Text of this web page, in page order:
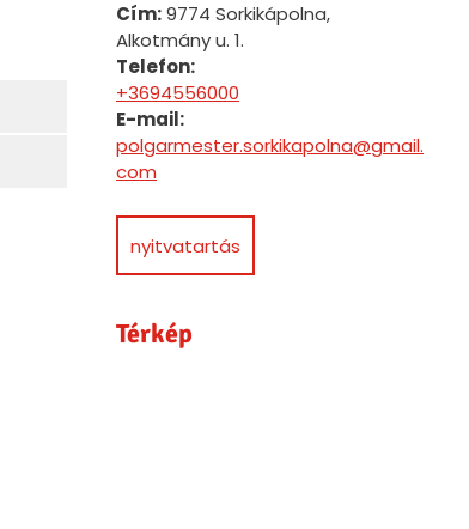
Cím:9774 Sorkikápolna,
Alkotmány u. 1.
Telefon:
+3694556000
E-mail:
polgarmester.sorkikapolna@gmail.
com
nyitvatartás
Térkép